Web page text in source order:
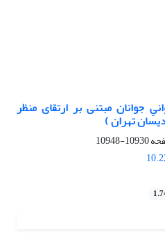
جوانان مبتنی بر ارتقای منظر
تهران )
10930-10948